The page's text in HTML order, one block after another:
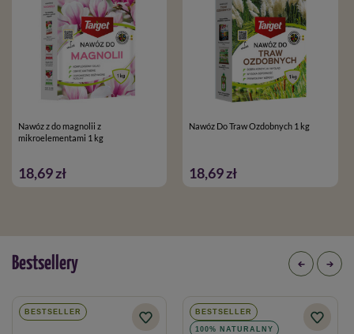
Nawóz z do magnolii z
mikroelementami 1 kg
18,69 zł
Nawóz Do Traw Ozdobnych 1 kg
18,69 zł
Bestsellery
BESTSELLER BESTSELLER
100% NATURALNY